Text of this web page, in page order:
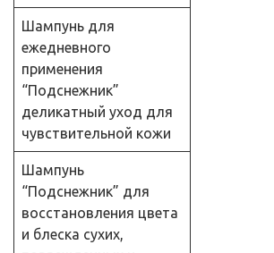
Шампунь для
ежедневного
применения
“Подснежник”
деликатный уход для
чувствительной кожи
Шампунь
“Подснежник” для
восстановления цвета
и блеска сухих,